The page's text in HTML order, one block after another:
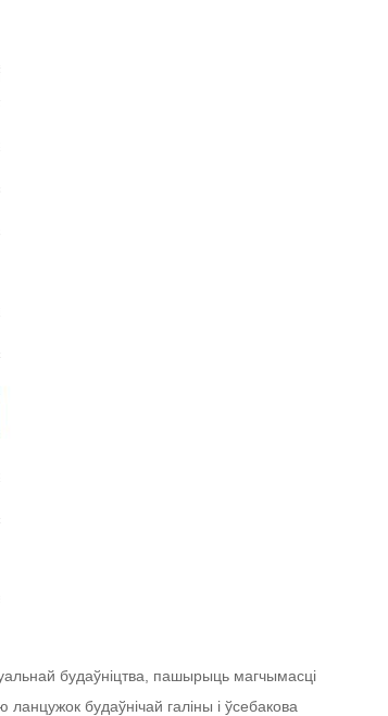
будаўніцтва, пашырыць магчымасці
ланцужок будаўнічай галіны і ўсебакова